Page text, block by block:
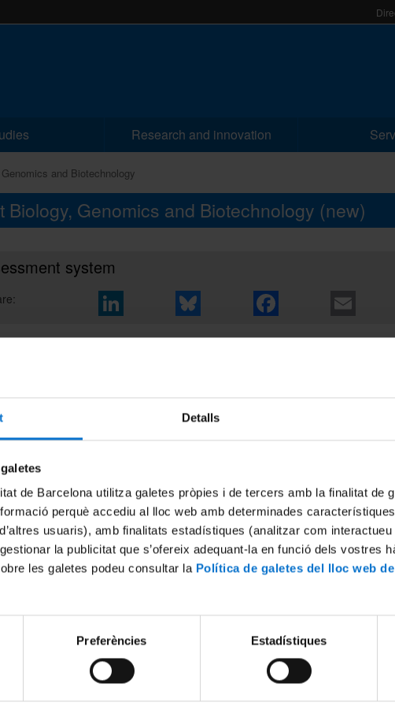
Detalls
de Barcelona utilitza galetes pròpies i de tercers amb la finalitat de
perquè accediu al lloc web amb determinades
usuaris), amb finalitats estadístiques (analitzar com
la publicitat que s’ofereix adequant-la en funció dels vostres
les galetes podeu consultar la Política de galetes del lloc web
Preferències Estadístiques
Research and innovation
and Biotechnology
Genomics and Biotechnology (new)
system